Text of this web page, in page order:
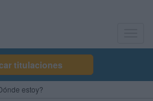
titulaciones
estoy?